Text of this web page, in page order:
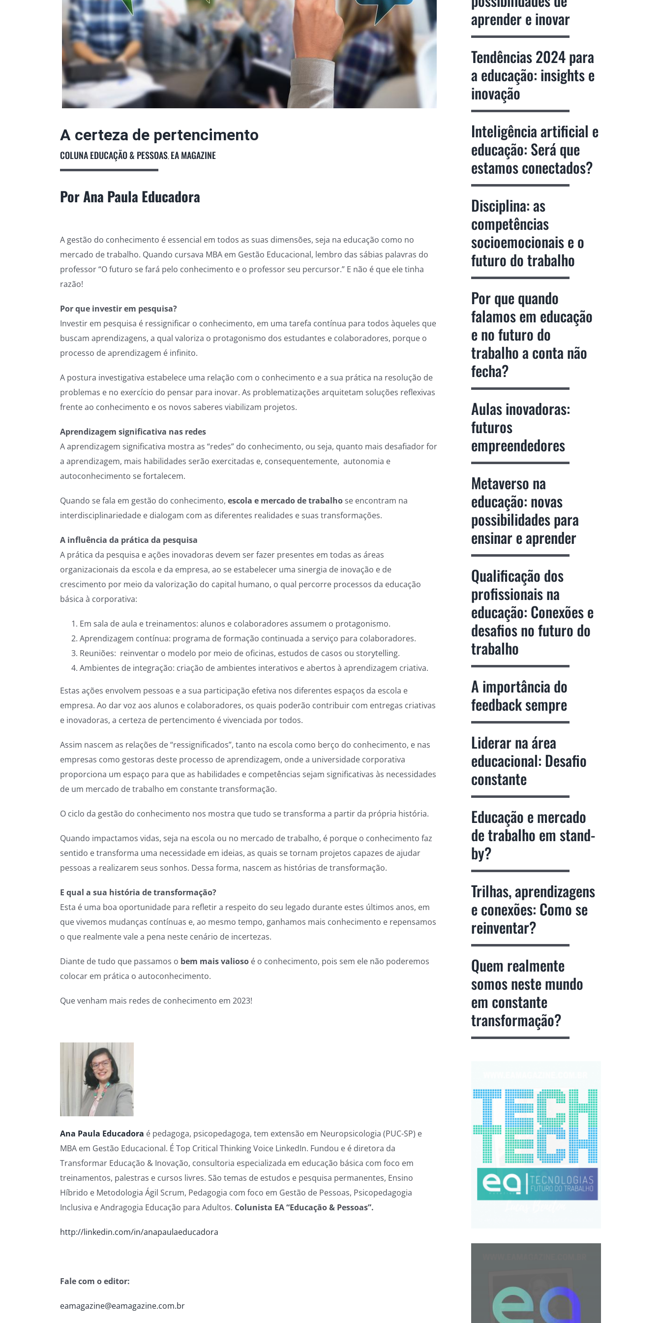
A certeza de pertencimento
COLUNA EDUCAÇÃO & PESSOAS, EA MAGAZINE
Por Ana Paula Educadora
A gestão do conhecimento é essencial em todos as suas dimensões, seja na educação como no
mercado de trabalho. Quando cursava MBA em Gestão Educacional, lembro das sábias palavras do
professor “O futuro se fará pelo conhecimento e o professor seu percursor.” E não é que ele tinha
razão!
Por que investir em pesquisa?
Investir em pesquisa é ressignificar o conhecimento, em uma tarefa contínua para todos àqueles que
buscam aprendizagens, a qual valoriza o protagonismo dos estudantes e colaboradores, porque o
processo de aprendizagem é infinito.
A postura investigativa estabelece uma relação com o conhecimento e a sua prática na resolução de
problemas e no exercício do pensar para inovar. As problematizações arquitetam soluções reflexivas
frente ao conhecimento e os novos saberes viabilizam projetos.
Aprendizagem significativa nas redes
A aprendizagem significativa mostra as “redes” do conhecimento, ou seja, quanto mais desafiador for
a aprendizagem, mais habilidades serão exercitadas e, consequentemente, autonomia e
autoconhecimento se fortalecem.
Quando se fala em gestão do conhecimento, escola e mercado de trabalhose encontram na
interdisciplinariedade e dialogam com as diferentes realidades e suas transformações.
A influência da prática da pesquisa
A prática da pesquisa e ações inovadoras devem ser fazer presentes em todas as áreas
organizacionais da escola e da empresa, ao se estabelecer uma sinergia de inovação e de
crescimento por meio da valorização do capital humano, o qual percorre processos da educação
básica à corporativa:
Em sala de aula e treinamentos: alunos e colaboradores assumem o protagonismo.
Aprendizagem contínua: programa de formação continuada a serviço para colaboradores.
Reuniões: reinventar o modelo por meio de oficinas, estudos de casos ou storytelling.
Ambientes de integração: criação de ambientes interativos e abertos à aprendizagem criativa.
Estas ações envolvem pessoas e a sua participação efetiva nos diferentes espaços da escola e
empresa. Ao dar voz aos alunos e colaboradores, os quais poderão contribuir com entregas criativas
e inovadoras, a certeza de pertencimento é vivenciada por todos.
Assim nascem as relações de “ressignificados”, tanto na escola como berço do conhecimento, e nas
empresas como gestoras deste processo de aprendizagem, onde a universidade corporativa
proporciona um espaço para que as habilidades e competências sejam significativas às necessidades
de um mercado de trabalho em constante transformação.
O ciclo da gestão do conhecimento nos mostra que tudo se transforma a partir da própria história.
Quando impactamos vidas, seja na escola ou no mercado de trabalho, é porque o conhecimento faz
sentido e transforma uma necessidade em ideias, as quais se tornam projetos capazes de ajudar
pessoas a realizarem seus sonhos. Dessa forma, nascem as histórias de transformação.
E qual a sua história de transformação?
Esta é uma boa oportunidade para refletir a respeito do seu legado durante estes últimos anos, em
que vivemos mudanças contínuas e, ao mesmo tempo, ganhamos mais conhecimento e repensamos
o que realmente vale a pena neste cenário de incertezas.
Diante de tudo que passamos o bem mais valioso é o conhecimento, pois sem ele não poderemos
colocar em prática o autoconhecimento.
Que venham mais redes de conhecimento em 2023!
Ana Paula Educadora é pedagoga, psicopedagoga, tem extensão em Neuropsicologia (PUC-SP) e
MBA em Gestão Educacional. É Top Critical Thinking Voice LinkedIn. Fundou e é diretora da
Transformar Educação & Inovação, consultoria especializada em educação básica com foco em
treinamentos, palestras e cursos livres. São temas de estudos e pesquisa permanentes, Ensino
Híbrido e Metodologia Ágil Scrum, Pedagogia com foco em Gestão de Pessoas, Psicopedagogia
Inclusiva e Andragogia Educação para Adultos. Colunista EA “Educação & Pessoas”.
http://linkedin.com/in/anapaulaeducadora
Fale com o editor:
eamagazine@eamagazine.com.br
aprender e inovar
Tendências 2024 para
a educação: insights e
inovação
Inteligência artificial e
educação: Será que
estamos conectados?
Disciplina: as
competências
socioemocionais e o
futuro do trabalho
Por que quando
falamos em educação
e no futuro do
trabalho a conta não
fecha?
Aulas inovadoras:
futuros
empreendedores
Metaverso na
educação: novas
possibilidades para
ensinar e aprender
Qualificação dos
profissionais na
educação: Conexões e
desafios no futuro do
trabalho
A importância do
feedback sempre
Liderar na área
educacional: Desafio
constante
Educação e mercado
de trabalho em stand-
by?
Trilhas, aprendizagens
e conexões: Como se
reinventar?
Quem realmente
somos neste mundo
em constante
transformação?